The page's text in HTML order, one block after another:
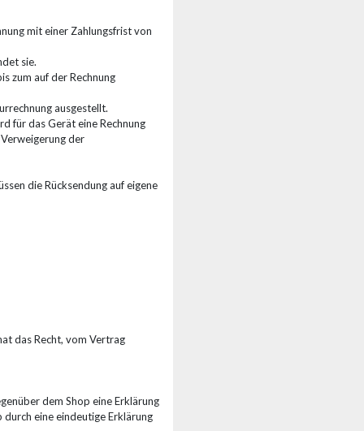
mit einer Zahlungsfrist von
sie.
zum auf der Rechnung
ausgestellt.
für das Gerät eine Rechnung
der
die Rücksendung auf eigene
das Recht, vom Vertrag
dem Shop eine Erklärung
eine eindeutige Erklärung